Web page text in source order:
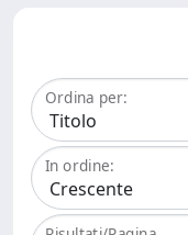
Ordina per:
In ordine: